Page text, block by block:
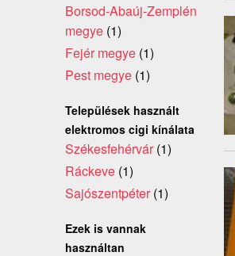
Borsod-Abaúj-Zemplén
megye (1)
Fejér megye (1)
Pest megye (1)
Települések használt
elektromos cigi kínálata
Székesfehérvár (1)
Ráckeve (1)
Sajószentpéter (1)
Ezek is vannak
használtan